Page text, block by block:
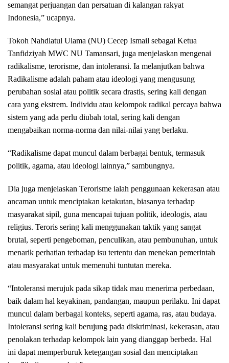
semangat perjuangan dan persatuan di kalangan rakyat
Indonesia,” ucapnya.
Tokoh Nahdlatul Ulama (NU) Cecep Ismail sebagai Ketua
Tanfidziyah MWC NU Tamansari, juga menjelaskan mengenai
radikalisme, terorisme, dan intoleransi. Ia melanjutkan bahwa
Radikalisme adalah paham atau ideologi yang mengusung
perubahan sosial atau politik secara drastis, sering kali dengan
cara yang ekstrem. Individu atau kelompok radikal percaya bahwa
sistem yang ada perlu diubah total, sering kali dengan
mengabaikan norma-norma dan nilai-nilai yang berlaku.
“Radikalisme dapat muncul dalam berbagai bentuk, termasuk
politik, agama, atau ideologi lainnya,” sambungnya.
Dia juga menjelaskan Terorisme ialah penggunaan kekerasan atau
ancaman untuk menciptakan ketakutan, biasanya terhadap
masyarakat sipil, guna mencapai tujuan politik, ideologis, atau
religius. Teroris sering kali menggunakan taktik yang sangat
brutal, seperti pengeboman, penculikan, atau pembunuhan, untuk
menarik perhatian terhadap isu tertentu dan menekan pemerintah
atau masyarakat untuk memenuhi tuntutan mereka.
“Intoleransi merujuk pada sikap tidak mau menerima perbedaan,
baik dalam hal keyakinan, pandangan, maupun perilaku. Ini dapat
muncul dalam berbagai konteks, seperti agama, ras, atau budaya.
Intoleransi sering kali berujung pada diskriminasi, kekerasan, atau
penolakan terhadap kelompok lain yang dianggap berbeda. Hal
ini dapat memperburuk ketegangan sosial dan menciptakan